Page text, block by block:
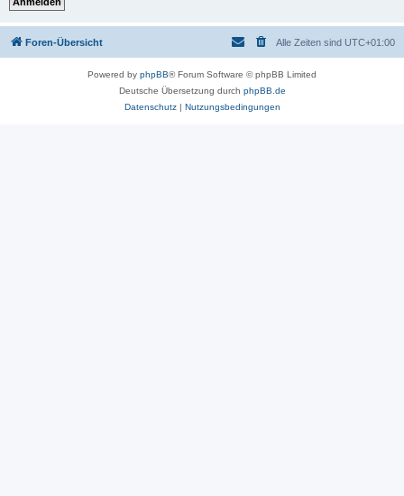
Foren-Übersicht Alle Zeiten sind UTC+01:00
Powered by phpBB® Forum Software © phpBB Limited
Deutsche Übersetzung durch phpBB.de
Datenschutz| Nutzungsbedingungen